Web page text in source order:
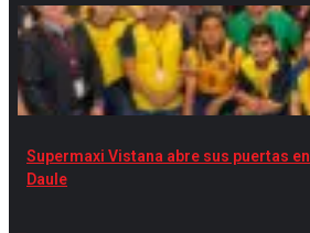
Supermaxi Vistana abre sus puertas en
Daule